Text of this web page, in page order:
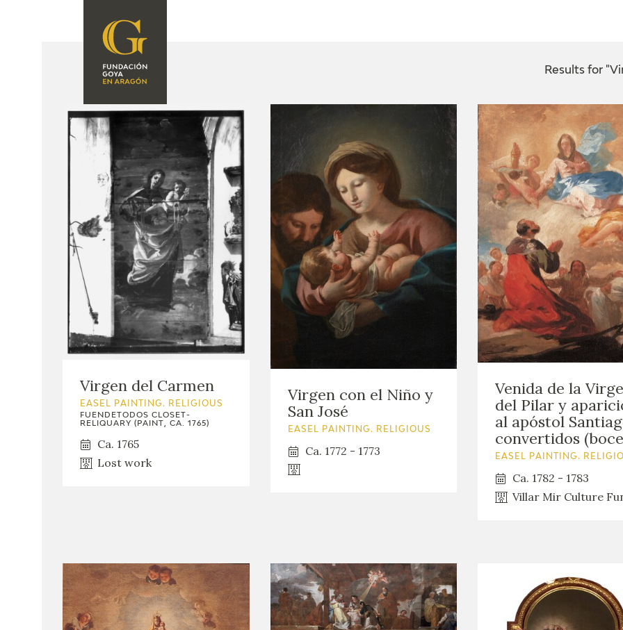
FOUNDATION
SOMOS
CIDG
CORPORATE
ACTION
CONTACT
ACTIVIDADES
EL VIAJE DE GOYA
CATÁLOGO
PREMIO ARAGÓN
EDICIONES
Results for
Virgen del Carmen
EASEL PAINTING. RELIGIOUS
FUENDETODOS CLOSET-
RELIQUARY (PAINT, CA. 1765)
Ca. 1765
Lost work
Virgen con el Niño y
San José
EASEL PAINTING. RELIGIOUS
Ca. 1772 - 1773
Venida de la
del Pilar y
al apóstol
convertidos
EASEL PAINTING.
Ca. 1782 - 1783
Villar Mir Culture